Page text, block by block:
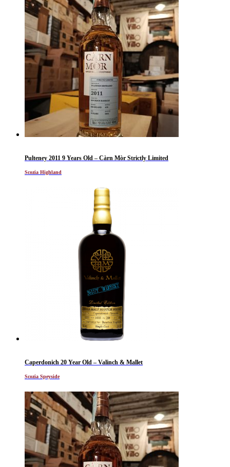
Pulteney 2011 9 Years Old – Càrn Mòr Strictly Limited
Scozia Highland
Caperdonich 20 Year Old – Valinch & Mallet
Scozia Speyside